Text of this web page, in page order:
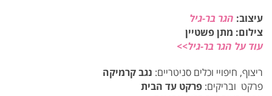
עיצוב: הגר בר-גיל
צילום: מתן פשטיין
עוד על הגר בר-גיל>>
ריצוף, חיפויי וכלים סניטריים: נגב קרמיקה
פרקט ובריקים: פרקט עד הבית